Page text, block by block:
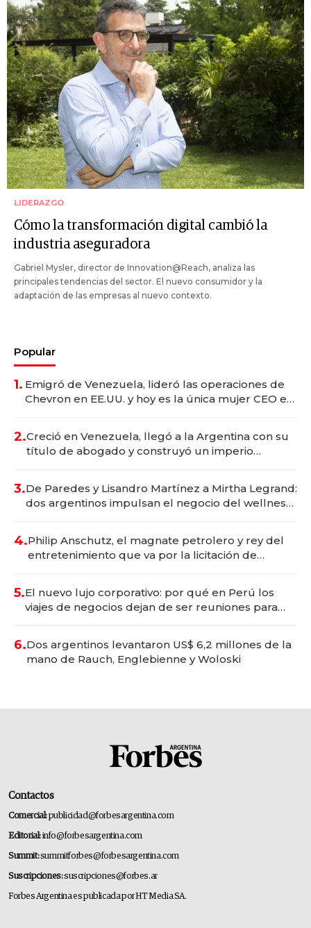
LIDERAZGO
Cómo la transformación digital cambió la
industria aseguradora
Gabriel Mysler, director de Innovation@Reach, analiza las
principales tendencias del sector. El nuevo consumidor y la
adaptación de las empresas al nuevo contexto.
Popular
1. Emigró de Venezuela, lideró las operaciones de
Chevron en EE.UU. y hoy es la única mujer CEO en
2.Creció en Venezuela, llegó a la Argentina con su
título de abogado y construyó un imperio
3.De Paredes y Lisandro Martínez a Mirtha Legrand:
dos argentinos impulsan el negocio del wellness
4.Philip Anschutz, el magnate petrolero y rey del
entretenimiento que va por la licitación de
5.El nuevo lujo corporativo: por qué en Perú los
viajes de negocios dejan de ser reuniones para
6.Dos argentinos levantaron US$ 6,2 millones de la
mano de Rauch, Englebienne y Woloski
Contactos
Comercial:publicidad@forbesargentina.com
Editorial:info@forbesargentina.com
Summit:summitforbes@forbesargentina.com
Suscripciones:suscripciones@forbes.ar
Forbes Argentina es publicada por HT Media SA.